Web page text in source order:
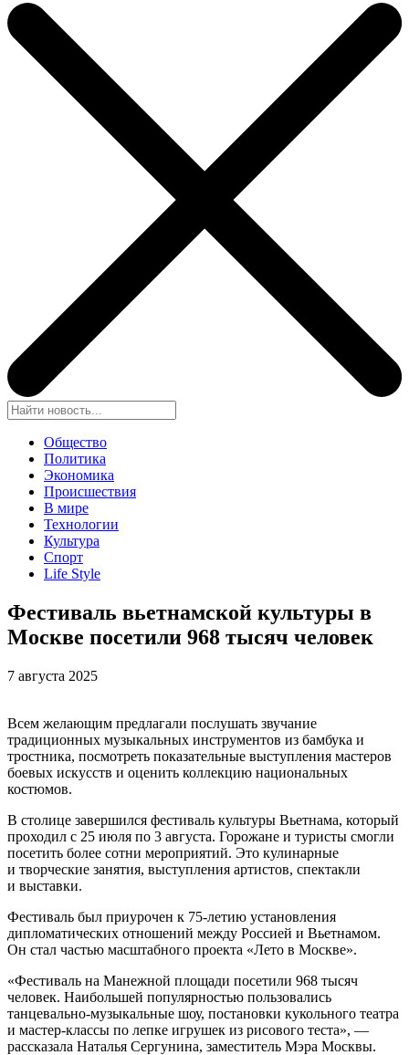
Общество
Политика
Экономика
Происшествия
В мире
Технологии
Культура
Спорт
Life Style
Фестиваль вьетнамской культуры в
Москве посетили 968 тысяч человек
7 августа 2025
Всем желающим предлагали послушать звучание
традиционных музыкальных инструментов из бамбука и
тростника, посмотреть показательные выступления мастеров
боевых искусств и оценить коллекцию национальных
костюмов.
В столице завершился фестиваль культуры Вьетнама, который
проходил с 25 июля по 3 августа. Горожане и туристы смогли
посетить более сотни мероприятий. Это кулинарные
и творческие занятия, выступления артистов, спектакли
и выставки.
Фестиваль был приурочен к 75-летию установления
дипломатических отношений между Россией и Вьетнамом.
Он стал частью масштабного проекта «Лето в Москве».
«Фестиваль на Манежной площади посетили 968 тысяч
человек. Наибольшей популярностью пользовались
танцевально-музыкальные шоу, постановки кукольного театра
и мастер-классы по лепке игрушек из рисового теста», —
рассказала Наталья Сергунина, заместитель Мэра Москвы.